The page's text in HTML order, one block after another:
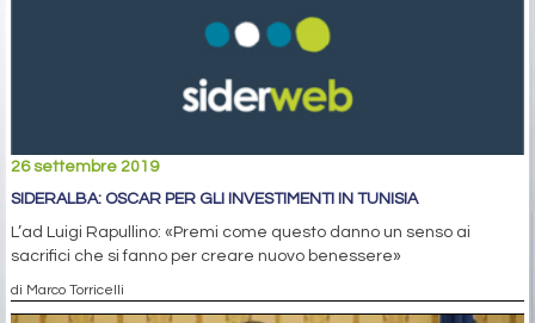
26 settembre 2019
SIDERALBA: OSCAR PER GLI INVESTIMENTI IN TUNISIA
L’ad Luigi Rapullino: «Premi come questo danno un senso ai
sacrifici che si fanno per creare nuovo benessere»
di Marco Torricelli